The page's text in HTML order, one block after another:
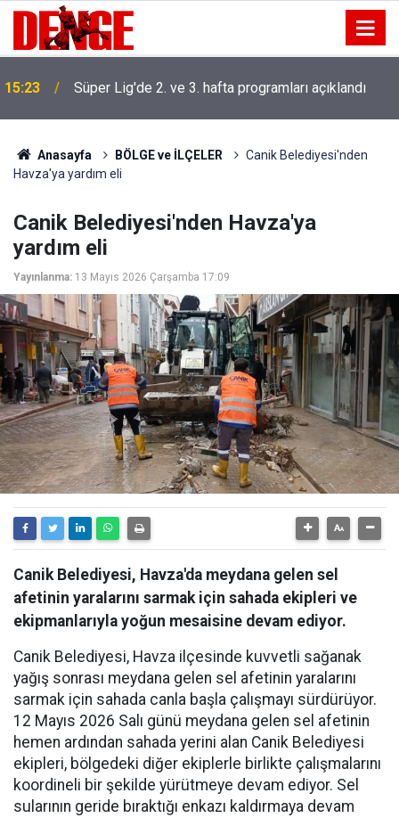
15:23 Süper Lig'de 2. ve 3. hafta programları açıklandı
Anasayfa BÖLGE ve İLÇELER
Canik Belediyesi'nden
Havza'ya yardım eli
Canik Belediyesi'nden Havza'ya
yardım eli
Yayınlanma: 13 Mayıs 2026 Çarşamba 17:09
Canik Belediyesi, Havza'da meydana gelen sel
afetinin yaralarını sarmak için sahada ekipleri ve
ekipmanlarıyla yoğun mesaisine devam ediyor.
Canik Belediyesi, Havza ilçesinde kuvvetli sağanak
yağış sonrası meydana gelen sel afetinin yaralarını
sarmak için sahada canla başla çalışmayı sürdürüyor.
12 Mayıs 2026 Salı günü meydana gelen sel afetinin
hemen ardından sahada yerini alan Canik Belediyesi
ekipleri, bölgedeki diğer ekiplerle birlikte çalışmalarını
koordineli bir şekilde yürütmeye devam ediyor. Sel
sularının geride bıraktığı enkazı kaldırmaya devam